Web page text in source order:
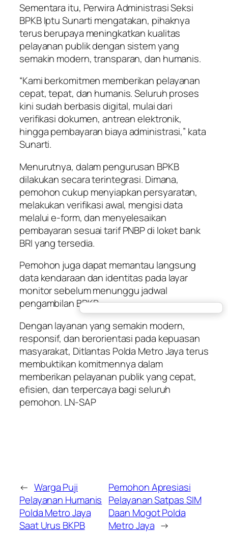
Sementara itu, Perwira Administrasi Seksi
BPKB Iptu Sunarti mengatakan, pihaknya
terus berupaya meningkatkan kualitas
pelayanan publik dengan sistem yang
semakin modern, transparan, dan humanis.
“Kami berkomitmen memberikan pelayanan
cepat, tepat, dan humanis. Seluruh proses
kini sudah berbasis digital, mulai dari
verifikasi dokumen, antrean elektronik,
hingga pembayaran biaya administrasi,” kata
Sunarti.
Menurutnya, dalam pengurusan BPKB
dilakukan secara terintegrasi. Dimana,
pemohon cukup menyiapkan persyaratan,
melakukan verifikasi awal, mengisi data
melalui e-form, dan menyelesaikan
pembayaran sesuai tarif PNBP di loket bank
BRI yang tersedia.
Pemohon juga dapat memantau langsung
data kendaraan dan identitas pada layar
monitor sebelum menunggu jadwal
pengambilan BPKB.
Dengan layanan yang semakin modern,
responsif, dan berorientasi pada kepuasan
masyarakat, Ditlantas Polda Metro Jaya terus
membuktikan komitmennya dalam
memberikan pelayanan publik yang cepat,
efisien, dan terpercaya bagi seluruh
pemohon. LN-SAP
← Warga Puji
Pelayanan Humanis
Polda Metro Jaya
Saat Urus BKPB
Pemohon Apresiasi
Pelayanan Satpas SIM
Daan Mogot Polda
Metro Jaya →